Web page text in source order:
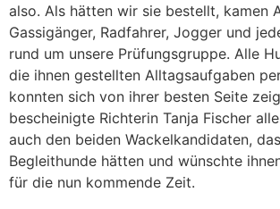
also. Als hätten wir sie bestellt, kamen
Gassigänger, Radfahrer, Jogger und
rund um unsere Prüfungsgruppe. Alle
die ihnen gestellten Alltagsaufgaben
konnten sich von ihrer besten Seite
bescheinigte Richterin Tanja Fischer
auch den beiden Wackelkandidaten,
Begleithunde hätten und wünschte
für die nun kommende Zeit.